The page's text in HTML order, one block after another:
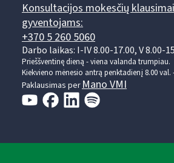
Konsultacijos mokesčių
gyventojams:
+370 5 260 5060
Darbo laikas: I-IV 8.00-17.00, V 8.00-
Prieššventinę dieną - viena valanda trumpiau.
Kiekvieno mėnesio antrą penktadienį 8.00 val.
Paklausimas perMano VMI